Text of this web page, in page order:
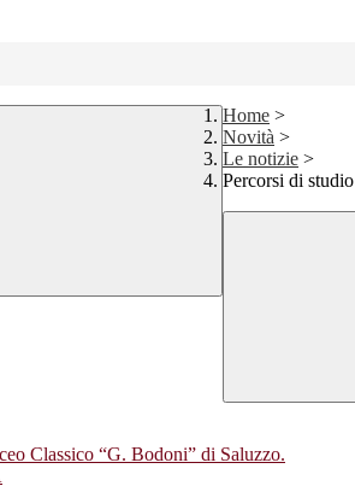
Home >
Novità >
Le notizie >
Percorsi di studio
Classico “G. Bodoni” di Saluzzo.